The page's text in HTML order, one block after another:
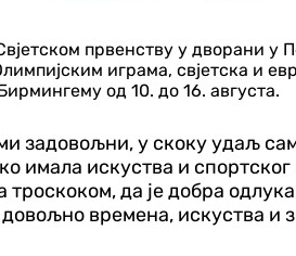
првенству у дворани у
играма, свјетска и
од 10. до 16. августа.
задовољни, у скоку удаљ
имала искуства и
да је добра
времена, искуства и